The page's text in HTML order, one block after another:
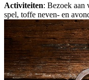
Activiteiten: Bezoek aan
spel, toffe neven- en